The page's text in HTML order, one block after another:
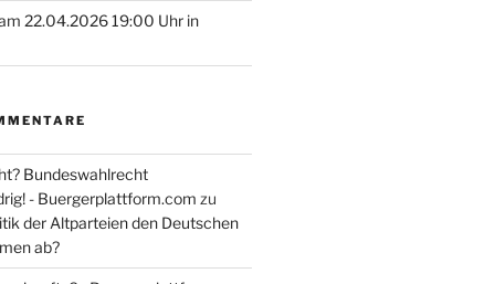
22.04.2026 19:00 Uhr in
Bundeswahlrecht
- Buergerplattform.com zu
der Altparteien den Deutschen
ab?